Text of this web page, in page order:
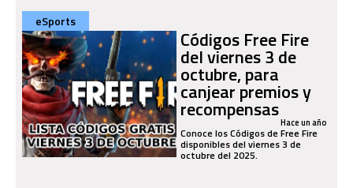
eSports
Códigos Free Fire
del viernes 3 de
octubre, para
canjear premios y
recompensasHace un año
Conoce los Códigos de Free Fire
disponibles del viernes 3 de
octubre del 2025.